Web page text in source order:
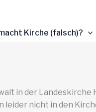
Kirche (falsch)?
in der Landeskirche
nicht in den